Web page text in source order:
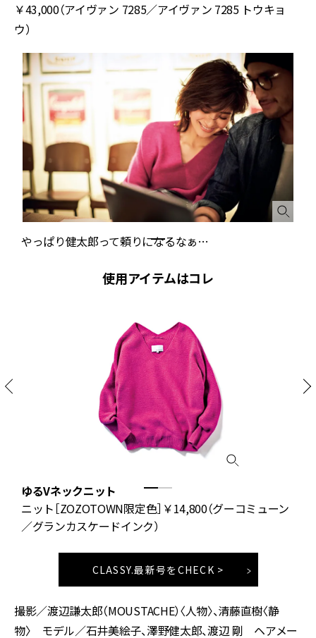
￥43,000（アイヴァン 7285／アイヴァン 7285 トウキョ
ウ）
やっぱり健太郎って頼りになるなぁ…
使用アイテムはコレ
ゆるVネックニット
ニット［ZOZOTOWN限定色］￥14,800（グーコミューン
／グランカスケードインク）
CLASSY.最新号をCHECK >
撮影／渡辺謙太郎（MOUSTACHE）〈人物〉、清藤直樹〈静
物〉 モデル／石井美絵子、澤野健太郎、渡辺 剛 ヘアメー